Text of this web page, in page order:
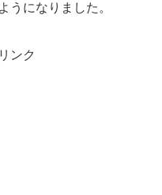
うになりました。
ンク